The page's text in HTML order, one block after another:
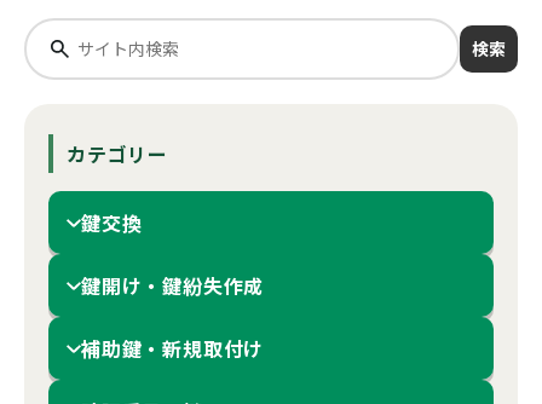
検索
カテゴリー
鍵交換
鍵開け・鍵紛失作成
補助鍵・新規取付け